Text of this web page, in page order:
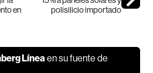
en
polisilicio importado
Líneaen su fuente de